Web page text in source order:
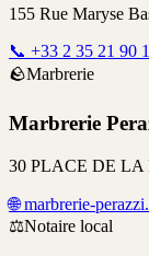
155 Rue Maryse
📞 +33 2 35 21 90
🪨Marbrerie
Marbrerie
30 PLACE DE LA
🌐 marbrerie-
⚖️Notaire local